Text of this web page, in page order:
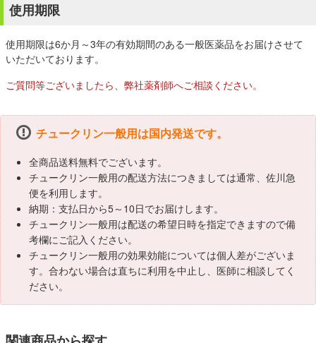
使用期限
使用期限は6か月～3年の有効期間のある一般医薬品をお届けさせて
いただいております。
ご質問等ございましたら、弊社薬剤師へご相談ください。
チュークリン一般用は国内発送です。
全商品送料無料でございます。
チュークリン一般用の配送方法につきましては通常、佐川急
便を利用します。
納期：支払日から5～10日でお届けします。
チュークリン一般用は配送の希望日時を指定できますので備
考欄にご記入ください。
チュークリン一般用の効果効能については個人差がございま
す。合わない場合は直ちに利用を中止し、医師に相談してく
ださい。